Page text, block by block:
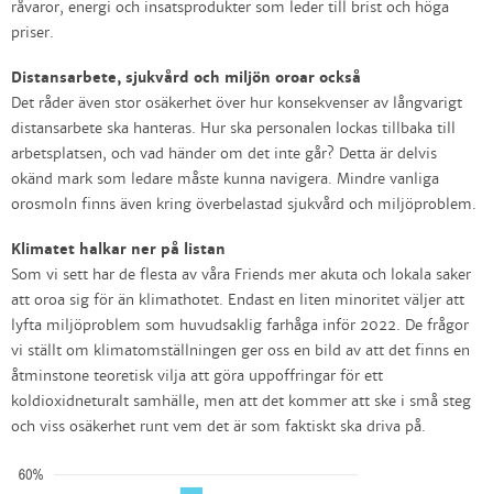
råvaror, energi och insatsprodukter som leder till brist och höga
priser.
Distansarbete, sjukvård och miljön oroar också
Det råder även stor osäkerhet över hur konsekvenser av långvarigt
distansarbete ska hanteras. Hur ska personalen lockas tillbaka till
arbetsplatsen, och vad händer om det inte går? Detta är delvis
okänd mark som ledare måste kunna navigera. Mindre vanliga
orosmoln finns även kring överbelastad sjukvård och miljöproblem.
Klimatet halkar ner på listan
Som vi sett har de flesta av våra Friends mer akuta och lokala saker
att oroa sig för än klimathotet. Endast en liten minoritet väljer att
lyfta miljöproblem som huvudsaklig farhåga inför 2022. De frågor
vi ställt om klimatomställningen ger oss en bild av att det finns en
åtminstone teoretisk vilja att göra uppoffringar för ett
koldioxidneturalt samhälle, men att det kommer att ske i små steg
och viss osäkerhet runt vem det är som faktiskt ska driva på.